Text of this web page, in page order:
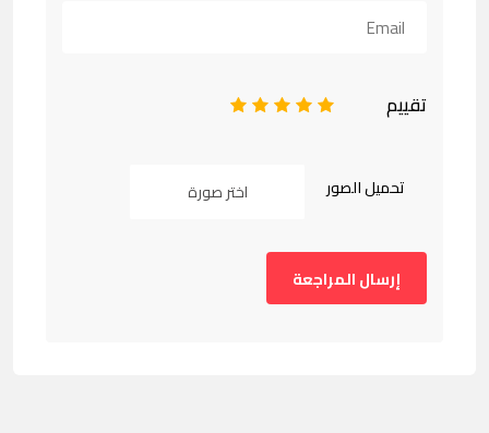
تقييم 5
4
3
2
تحميل الصور اختر صورة